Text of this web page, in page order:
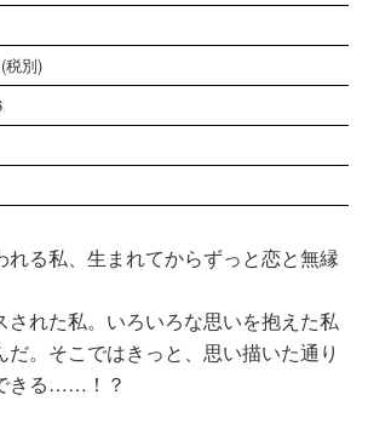
税別)
る私、生まれてからずっと恋と無縁
れた私。いろいろな思いを抱えた私
。そこではきっと、思い描いた通り
きる……！？
は白魔女
年１
んが通
）
黒魔女さんと恋の魔
女さんが通る！！
奏者１～８ 全８巻
ひかり
かわいく（なく）て